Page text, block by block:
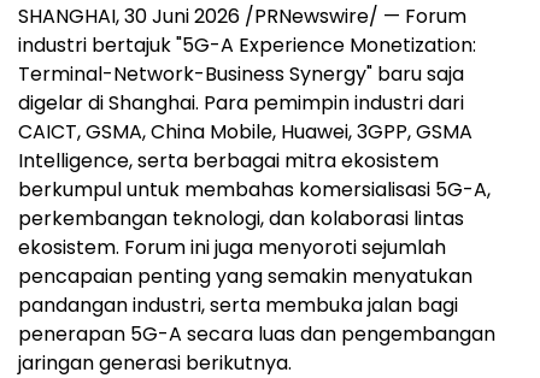
SHANGHAI, 30 Juni 2026 /PRNewswire/ — Forum
industri bertajuk "5G-A Experience Monetization:
Terminal-Network-Business Synergy" baru saja
digelar di Shanghai. Para pemimpin industri dari
CAICT, GSMA, China Mobile, Huawei, 3GPP, GSMA
Intelligence, serta berbagai mitra ekosistem
berkumpul untuk membahas komersialisasi 5G-A,
perkembangan teknologi, dan kolaborasi lintas
ekosistem. Forum ini juga menyoroti sejumlah
pencapaian penting yang semakin menyatukan
pandangan industri, serta membuka jalan bagi
penerapan 5G-A secara luas dan pengembangan
jaringan generasi berikutnya.